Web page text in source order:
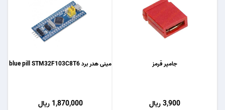
مینی هدر برد blue pill STM32F103C8T6
1,870,000 ریال
جامپر قرمز
3,900 ریال